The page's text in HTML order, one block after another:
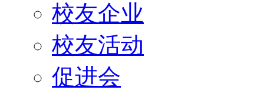
校友企业
校友活动
促进会